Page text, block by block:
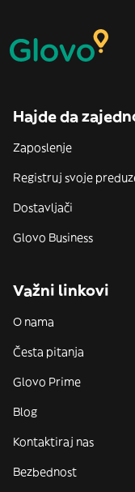
Hajde da
Zaposlenje
Registruj svoje
Dostavljači
Glovo Business
Važni linkovi
O nama
Česta pitanja
Glovo Prime
Blog
Kontaktiraj nas
Bezbednost